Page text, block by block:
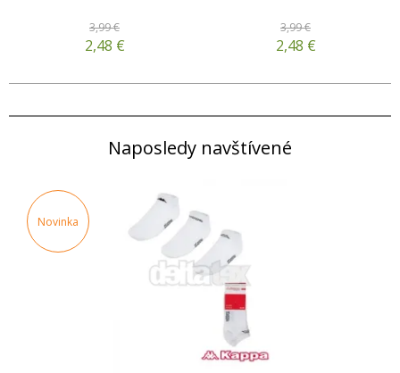
3,99 €
2,48 €
3,99 €
2,48 €
Naposledy navštívené
Novinka